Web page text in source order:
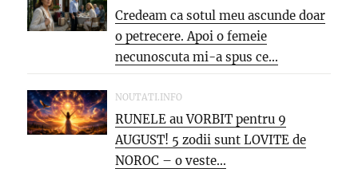
Credeam ca sotul meu ascunde doar
o petrecere. Apoi o femeie
necunoscuta mi-a spus ce...
NOUTATI.INFO
RUNELE au VORBIT pentru 9
AUGUST! 5 zodii sunt LOVITE de
NOROC – o veste...